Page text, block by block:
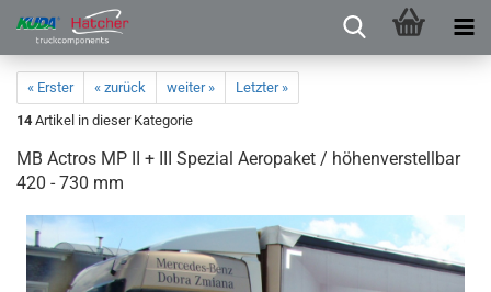
« Erster « zurück weiter »
Letzter »
14 Artikel in dieser Kategorie
MB Actros MP II + III Spezial Aeropaket / höhenverstellbar
420 - 730 mm